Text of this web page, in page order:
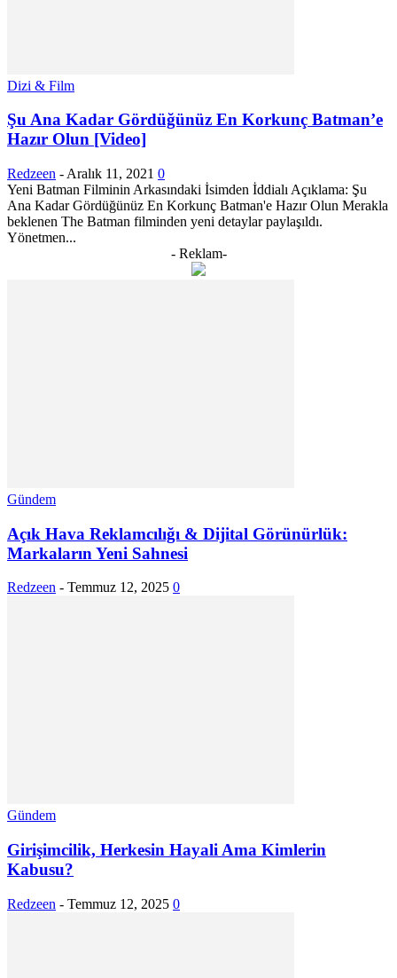
Dizi & Film
Şu Ana Kadar Gördüğünüz En Korkunç Batman’e
Hazır Olun [Video]
Redzeen - Aralık 11, 2021 0
Yeni Batman Filminin Arkasındaki İsimden İddialı Açıklama: Şu
Ana Kadar Gördüğünüz En Korkunç Batman'e Hazır Olun Merakla
beklenen The Batman filminden yeni detaylar paylaşıldı.
Yönetmen...
- Reklam-
Gündem
Açık Hava Reklamcılığı & Dijital Görünürlük:
Markaların Yeni Sahnesi
Redzeen - Temmuz 12, 2025 0
Gündem
Girişimcilik, Herkesin Hayali Ama Kimlerin
Kabusu?
Redzeen - Temmuz 12, 2025 0